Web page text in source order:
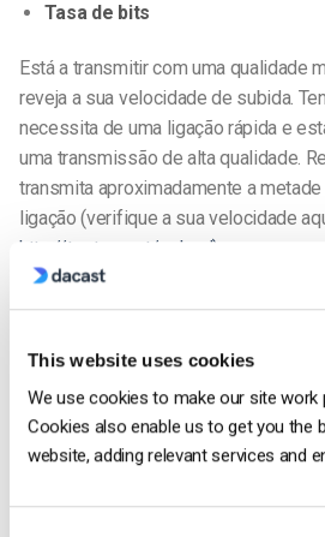
This website uses cookies
We use cookies to make our site work
Cookies also enable us to get you the
website, adding relevant services and
Tasa de bits
Está a transmitir com uma qualidade
reveja a sua velocidade de subida.
necessita de uma ligação rápida e
uma transmissão de alta qualidade.
transmita aproximadamente a
ligação (verifique a sua velocidade
http://testmy.net/upload)
Em qualquer caso, pretende-se
Para poder transmitir Dacast precisa
1935 abiertos. Rever su